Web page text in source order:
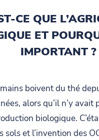
CE QUE
ET
IMPORTANT ?
boivent du thé
alors qu’il n’y avait
biologique.
sols et l’invention des